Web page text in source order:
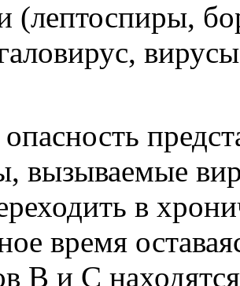
(лептоспиры,
вызываемые
в
время
В и С